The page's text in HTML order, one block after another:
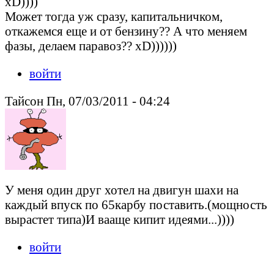
Может тогда уж сразу, капитальничком,
откажемся еще и от бензину?? А что меняем
фазы, делаем паравоз?? xD))))))
войти
Тайсон Пн, 07/03/2011 - 04:24
У меня один друг хотел на двигун шахи на
каждый впуск по 65карбу поставить.(мощность
вырастет типа)И вааще кипит идеями...))))
войти